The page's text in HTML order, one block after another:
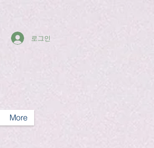
로그인
More